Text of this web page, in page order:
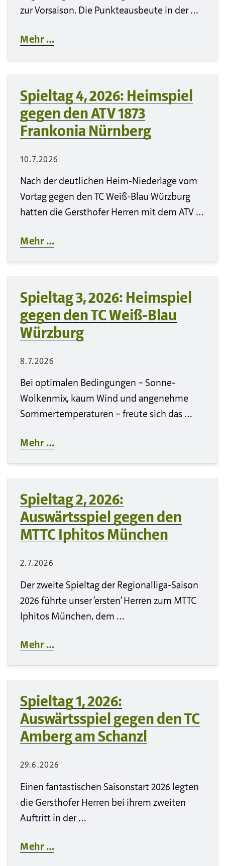
zur Vorsaison. Die Punkteausbeute in der …
Mehr …
Spieltag 4, 2026: Heimspiel
gegen den ATV 1873
Frankonia Nürnberg
10.7.2026
Nach der deutlichen Heim-Niederlage vom
Vortag gegen den TC Weiß-Blau Würzburg
hatten die Gersthofer Herren mit dem ATV …
Mehr …
Spieltag 3, 2026: Heimspiel
gegen den TC Weiß-Blau
Würzburg
8.7.2026
Bei optimalen Bedingungen – Sonne-
Wolkenmix, kaum Wind und angenehme
Sommertemperaturen – freute sich das …
Mehr …
Spieltag 2, 2026:
Auswärtsspiel gegen den
MTTC Iphitos München
2.7.2026
Der zweite Spieltag der Regionalliga-Saison
2026 führte unser ‘ersten’ Herren zum MTTC
Iphitos München, dem …
Mehr …
Spieltag 1, 2026:
Auswärtsspiel gegen den TC
Amberg am Schanzl
29.6.2026
Einen fantastischen Saisonstart 2026 legten
die Gersthofer Herren bei ihrem zweiten
Auftritt in der …
Mehr …